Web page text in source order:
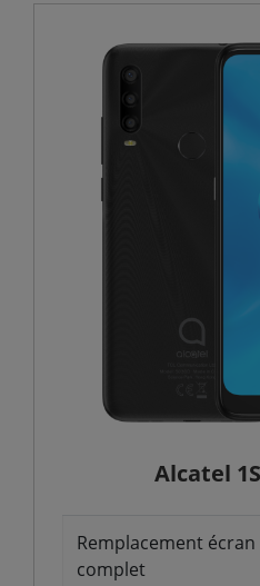
Alcatel
Remplacement écran
complet